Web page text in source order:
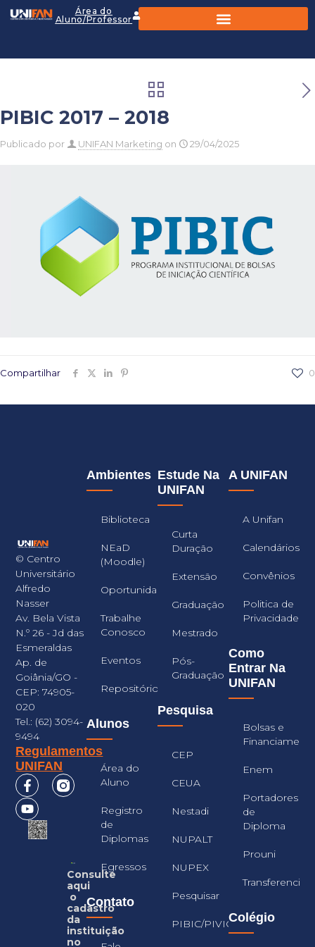
Área do
Aluno/Professor
PIBIC 2017 – 2018
Publicado por UNIFAN Marketing on 29/04/2025
Compartilhar 0
© Centro
Universitário
Alfredo
Nasser
Av. Bela Vista
N.º 26 - Jd das
Esmeraldas
Ap. de
Goiânia/GO -
CEP: 74905-
020
Tel.: (62) 3094-
9494
Regulamentos
UNIFAN
Consulte
aqui
o
cadastro
da
instituição
no
A UNIFAN
A Unifan
Calendários
Convênios
Politica de
Privacidade
Como
Entrar Na
UNIFAN
Bolsas e
Enem
Portadores
de
Diploma
Prouni
Transferencia
Colégio
Estude Na
UNIFAN
Curta
Duração
Extensão
Graduação
Mestrado
Pós-
Graduação
Pesquisa
CEP
CEUA
Nestadi
NUPALT
NUPEX
Pesquisar
PIBIC/PIVIC
Ambientes
Biblioteca
NEaD
(Moodle)
Oportunidades
Trabalhe
Conosco
Eventos
Repositório
Alunos
Área do
Aluno
Registro
de
Diplomas
Egressos
Contato